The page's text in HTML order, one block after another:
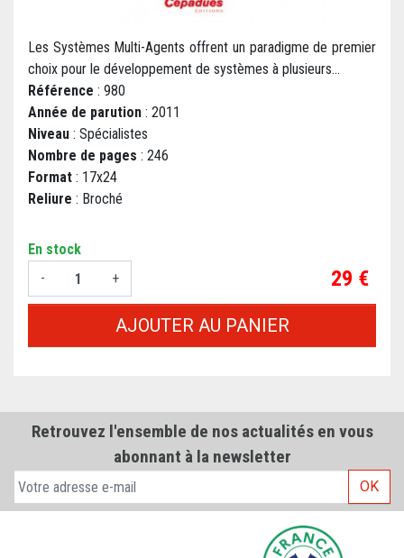
Les Systèmes Multi-Agents offrent un paradigme de premier
choix pour le développement de systèmes à plusieurs...
Référence : 980
Année de parution : 2011
Niveau : Spécialistes
Nombre de pages : 246
Format : 17x24
Reliure : Broché
En stock
-
+ Prix
29 €
AJOUTER AU PANIER
Retrouvez l'ensemble de nos actualités en vous
abonnant à la newsletter
OK